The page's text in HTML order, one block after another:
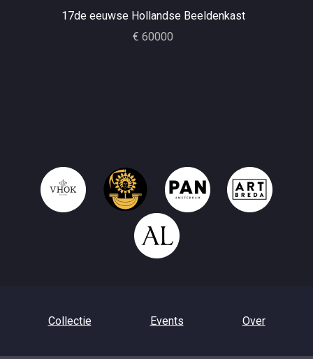
17de eeuwse Hollandse Beeldenkast
€ 60000
Collectie Events Over